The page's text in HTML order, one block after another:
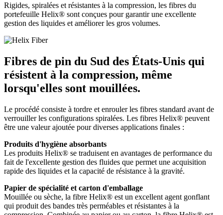
Rigides, spiralées et résistantes à la compression, les fibres du
portefeuille Helix® sont conçues pour garantir une excellente
gestion des liquides et améliorer les gros volumes.
Fibres de pin du Sud des États-Unis qui
résistent à la compression, même
lorsqu'elles sont mouillées.
Le procédé consiste à tordre et enrouler les fibres standard avant de
verrouiller les configurations spiralées. Les fibres Helix® peuvent
être une valeur ajoutée pour diverses applications finales :
Produits d'hygiène absorbants
Les produits Helix® se traduisent en avantages de performance du
fait de l'excellente gestion des fluides que permet une acquisition
rapide des liquides et la capacité de résistance à la gravité.
Papier de spécialité et carton d'emballage
Mouillée ou sèche, la fibre Helix® est un excellent agent gonflant
qui produit des bandes très perméables et résistantes à la